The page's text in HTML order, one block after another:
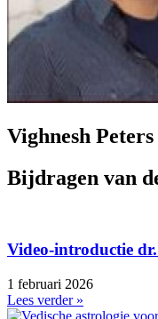
Vighnesh Peters
Bijdragen van
Video-introductie
1 februari 2026
Lees verder »